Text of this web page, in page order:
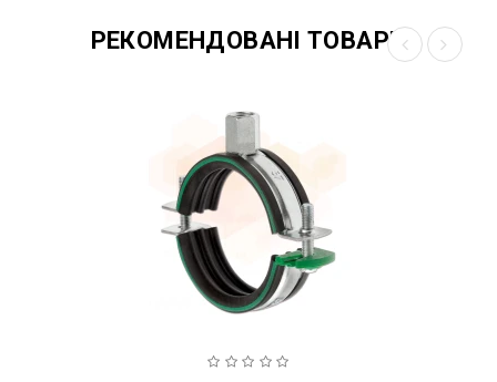
РЕКОМЕНДОВАНІ ТОВАРИ